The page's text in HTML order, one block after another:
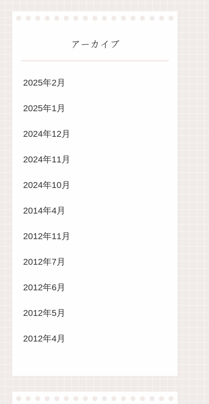
アーカイブ
2025年2月
2025年1月
2024年12月
2024年11月
2024年10月
2014年4月
2012年11月
2012年7月
2012年6月
2012年5月
2012年4月